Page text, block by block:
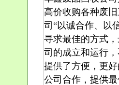
高价收购各种废
司“以诚合作、以
寻求最佳的方式
司的成立和运行
提供了方便，更
公司合作，提供